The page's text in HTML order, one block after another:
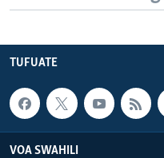
TUFUATE
VOA SWAHILI